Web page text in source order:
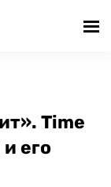
Time
его